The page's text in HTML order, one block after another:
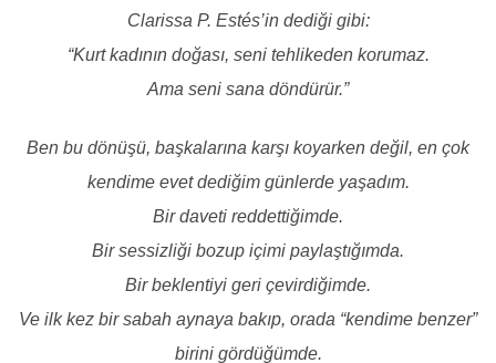
Clarissa P. Estés’in dediği gibi:
“Kurt kadının doğası, seni tehlikeden korumaz.
Ama seni sana döndürür.”
Ben bu dönüşü, başkalarına karşı koyarken değil, en çok
kendime evet dediğim günlerde yaşadım.
Bir daveti reddettiğimde.
Bir sessizliği bozup içimi paylaştığımda.
Bir beklentiyi geri çevirdiğimde.
Ve ilk kez bir sabah aynaya bakıp, orada “kendime benzer”
birini gördüğümde.